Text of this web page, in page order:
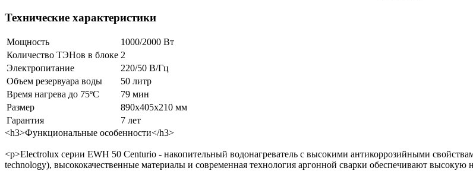
Технические характеристики
Мощность
1000/2000 Вт
Количество ТЭНов в блоке 2
Электропитание
220/50 В/Гц
Объем резервуара воды
50 литр
Время нагрева до 75ºС
79 мин
Размер
890х405х210 мм
Гарантия
7 лет
<h3>Функциональные особенности</h3>
<p>Electrolux серии EWH 50 Centurio - накопительный водонагреватель с высокими антикоррозийными
technology), высококачественные материалы и современная технология аргонной сварки обеспечивают высокую